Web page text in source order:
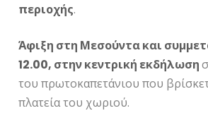
περιοχής.
Άφιξη στη Μεσούντα και
12.00, στην κεντρική εκδήλωση
του πρωτοκαπετάνιου που
πλατεία του χωριού.